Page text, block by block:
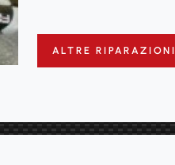
ALTRE RIPARAZIONI